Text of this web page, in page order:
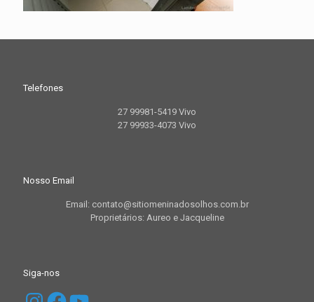
Telefones
27 99981-5419 Vivo
27 99933-4073 Vivo
Nosso Email
Email: contato@sitiomeninadosolhos.com.br
Proprietários: Aureo e Jacqueline
Siga-nos
InstagramFacebook
YouTube